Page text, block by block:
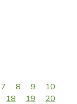
7 8 9
10
18 19
20